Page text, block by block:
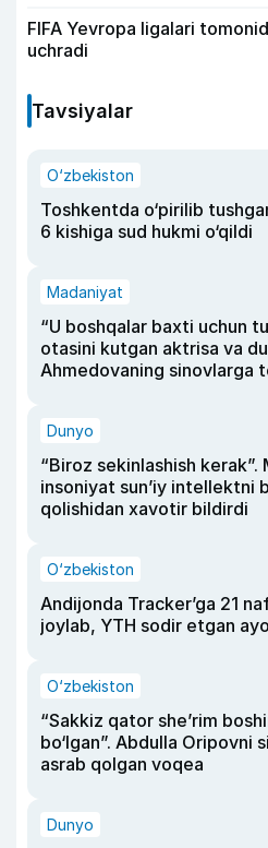
FIFA Yevropa ligalari
uchradi
Tavsiyalar
O‘zbekiston
Toshkentda o‘pirilib
6 kishiga sud hukmi o‘qildi
Madaniyat
“U boshqalar baxti uchun
otasini kutgan aktrisa va
Ahmedovaning sinovlarga
Dunyo
“Biroz sekinlashish kerak”.
insoniyat sun’iy intellektni
qolishidan xavotir bildirdi
O‘zbekiston
Andijonda Tracker’ga 21
joylab, YTH sodir etgan
O‘zbekiston
“Sakkiz qator she’rim
bo‘lgan”. Abdulla Oripovni
asrab qolgan voqea
Dunyo